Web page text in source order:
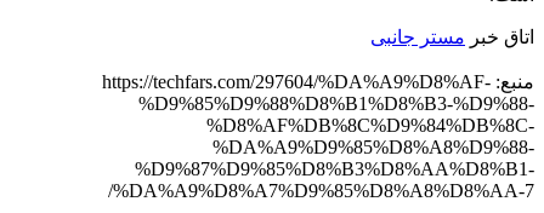
اتاق خبر مستر جانبی
منبع: https://techfars.com/297604/%DA%A9%D8%AF-
%D9%85%D9%88%D8%B1%D8%B3-%D9%88-
%D8%AF%DB%8C%D9%84%DB%8C-
%DA%A9%D9%85%D8%A8%D9%88-
%D9%87%D9%85%D8%B3%D8%AA%D8%B1-
%DA%A9%D8%A7%D9%85%D8%A8%D8%AA-7/